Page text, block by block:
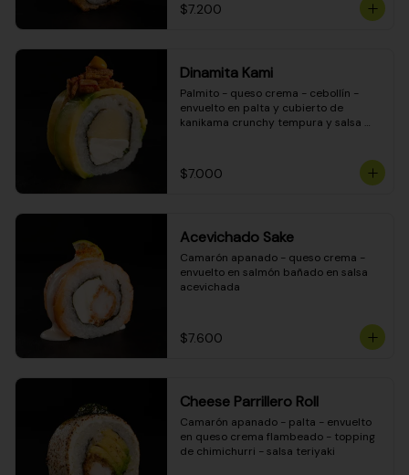
$7.200
Dinamita Kami
Palmito - queso crema - cebollín -
envuelto en palta y cubierto de
kanikama crunchy tempura y salsa
$7.000
Acevichado Sake
Camarón apanado - queso crema -
envuelto en salmón bañado en salsa
acevichada
$7.600
Cheese Parrillero Roll
Camarón apanado - palta - envuelto
en queso crema flambeado - topping
de chimichurri - salsa teriyaki